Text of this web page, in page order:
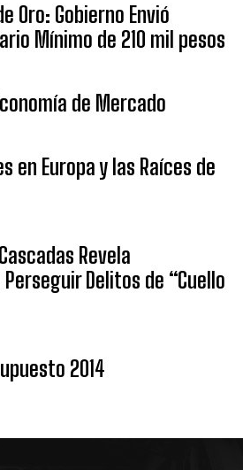
Oro: Gobierno Envió
Mínimo de 210 mil pesos
de Mercado
en Europa y las Raíces de
Revela
Delitos de “Cuello
2014